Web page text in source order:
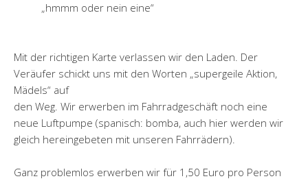
„hmmm oder nein eine“
Mit der richtigen Karte verlassen wir den Laden. Der
Veräufer schickt uns mit den Worten „supergeile Aktion,
Mädels“ auf
den Weg. Wir erwerben im Fahrradgeschäft noch eine
neue Luftpumpe (spanisch: bomba, auch hier werden wir
gleich hereingebeten mit unseren Fahrrädern).
Ganz problemlos erwerben wir für 1,50 Euro pro Person